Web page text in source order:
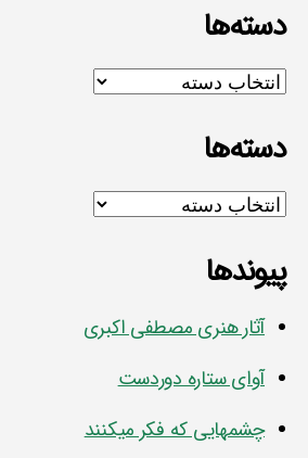
دسته‌ها
دسته‌ها
دسته‌ها
دسته‌ها
پیوندها
آثار هنری مصطفی اکبری
آوای ستاره دوردست
چشمهایی که فکر میکنند